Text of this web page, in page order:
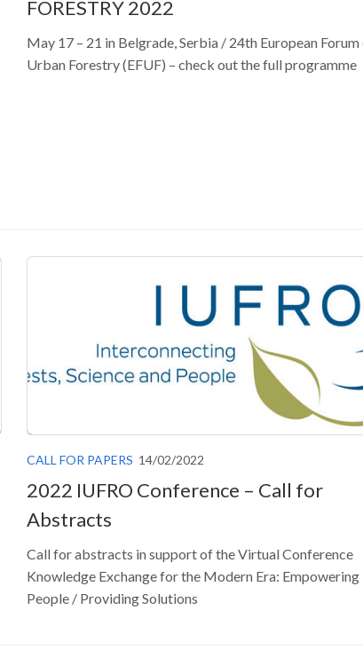
FORESTRY 2022
May 17 – 21 in Belgrade, Serbia / 24th European Forum
Urban Forestry (EFUF) – check out the full programme
CALL FOR PAPERS 14/02/2022
2022 IUFRO Conference – Call for
Abstracts
Call for abstracts in support of the Virtual Conference
Knowledge Exchange for the Modern Era: Empowering
People / Providing Solutions